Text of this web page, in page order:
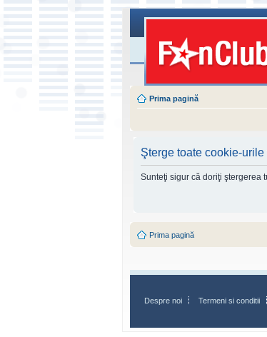
Prima pagină
Şterge toate cookie-urile
Sunteţi sigur că doriţi ştergerea
Prima pagină
Despre noi Termeni si conditii